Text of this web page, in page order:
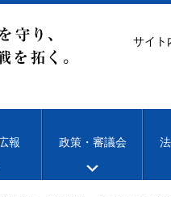
サイト
報 政策・審議会